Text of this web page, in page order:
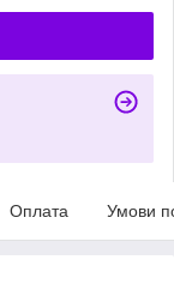
Оплата Умови